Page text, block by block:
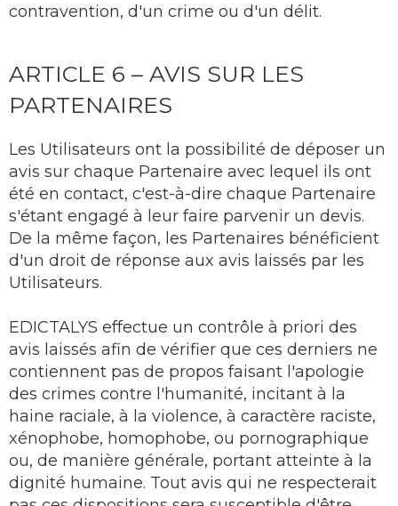
contravention, d'un crime ou d'un délit.
ARTICLE 6 – AVIS SUR LES
PARTENAIRES
Les Utilisateurs ont la possibilité de déposer un
avis sur chaque Partenaire avec lequel ils ont
été en contact, c'est-à-dire chaque Partenaire
s'étant engagé à leur faire parvenir un devis.
De la même façon, les Partenaires bénéficient
d'un droit de réponse aux avis laissés par les
Utilisateurs.
EDICTALYS effectue un contrôle à priori des
avis laissés afin de vérifier que ces derniers ne
contiennent pas de propos faisant l'apologie
des crimes contre l'humanité, incitant à la
haine raciale, à la violence, à caractère raciste,
xénophobe, homophobe, ou pornographique
ou, de manière générale, portant atteinte à la
dignité humaine. Tout avis qui ne respecterait